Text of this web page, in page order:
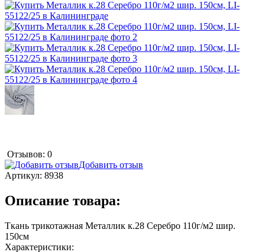
Отзывов: 0
Добавить отзыв
Артикул: 8938
Описание товара:
Ткань трикотажная Металлик к.28 Серебро 110г/м2 шир.
150см
Характеристики: